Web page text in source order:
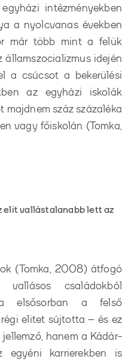
intézményekben
a nyolcvanas években
már több mint a felük
államszocializmus idején
a csúcsot a bekerülési
az egyházi iskolák
száz százaléka
vagy főiskolán (Tomka,
elit vallástalanabb lett az
(Tomka, 2008) átfogó
családokból
elsősorban a felső
elitet sújtotta – és ez
hanem a Kádár-
karrierekben is